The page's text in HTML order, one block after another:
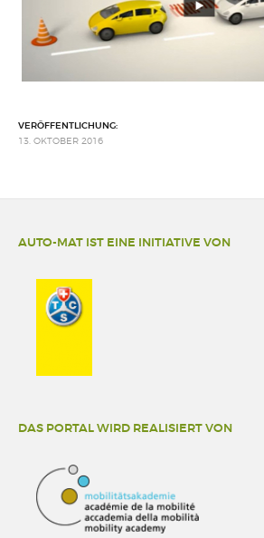
VERÖFFENTLICHUNG:
13. OKTOBER 2016
AUTO-MAT IST EINE INITIATIVE VON
DAS PORTAL WIRD REALISIERT VON